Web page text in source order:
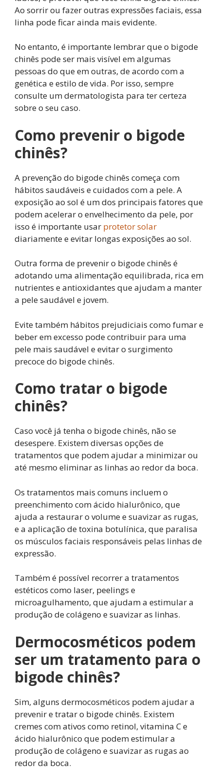
Ao sorrir ou fazer outras expressões faciais, essa
linha pode ficar ainda mais evidente.
No entanto, é importante lembrar que o bigode
chinês pode ser mais visível em algumas
pessoas do que em outras, de acordo com a
genética e estilo de vida. Por isso, sempre
consulte um dermatologista para ter certeza
sobre o seu caso.
Como prevenir o bigode
chinês?
A prevenção do bigode chinês começa com
hábitos saudáveis e cuidados com a pele. A
exposição ao sol é um dos principais fatores que
podem acelerar o envelhecimento da pele, por
isso é importante usar protetor solar
diariamente e evitar longas exposições ao sol.
Outra forma de prevenir o bigode chinês é
adotando uma alimentação equilibrada, rica em
nutrientes e antioxidantes que ajudam a manter
a pele saudável e jovem.
Evite também hábitos prejudiciais como fumar e
beber em excesso pode contribuir para uma
pele mais saudável e evitar o surgimento
precoce do bigode chinês.
Como tratar o bigode
chinês?
Caso você já tenha o bigode chinês, não se
desespere. Existem diversas opções de
tratamentos que podem ajudar a minimizar ou
até mesmo eliminar as linhas ao redor da boca.
Os tratamentos mais comuns incluem o
preenchimento com ácido hialurônico, que
ajuda a restaurar o volume e suavizar as rugas,
e a aplicação de toxina botulínica, que paralisa
os músculos faciais responsáveis pelas linhas de
expressão.
Também é possível recorrer a tratamentos
estéticos como laser, peelings e
microagulhamento, que ajudam a estimular a
produção de colágeno e suavizar as linhas.
Dermocosméticos podem
ser um tratamento para o
bigode chinês?
Sim, alguns dermocosméticos podem ajudar a
prevenir e tratar o bigode chinês. Existem
cremes com ativos como retinol, vitamina C e
ácido hialurônico que podem estimular a
produção de colágeno e suavizar as rugas ao
redor da boca.